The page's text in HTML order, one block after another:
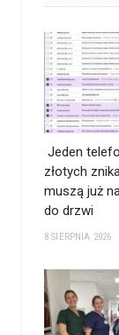
Jeden
złotych
muszą już
do drzwi
8 SIERPNIA 2026